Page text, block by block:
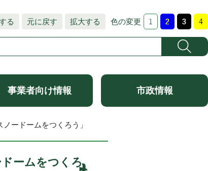
る 元に戻す 拡大する 色の変更
事業者向け情報 市政情報
ードームをつくろう」
ームをつくろ